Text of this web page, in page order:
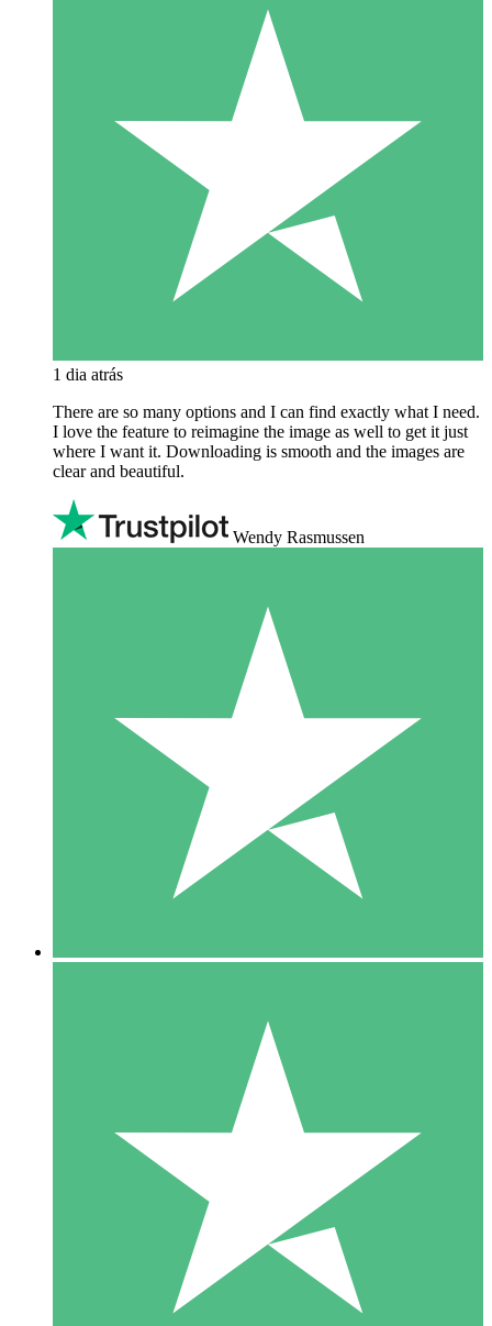
1 dia atrás
There are so many options and I can find exactly what I need.
I love the feature to reimagine the image as well to get it just
where I want it. Downloading is smooth and the images are
clear and beautiful.
Wendy Rasmussen